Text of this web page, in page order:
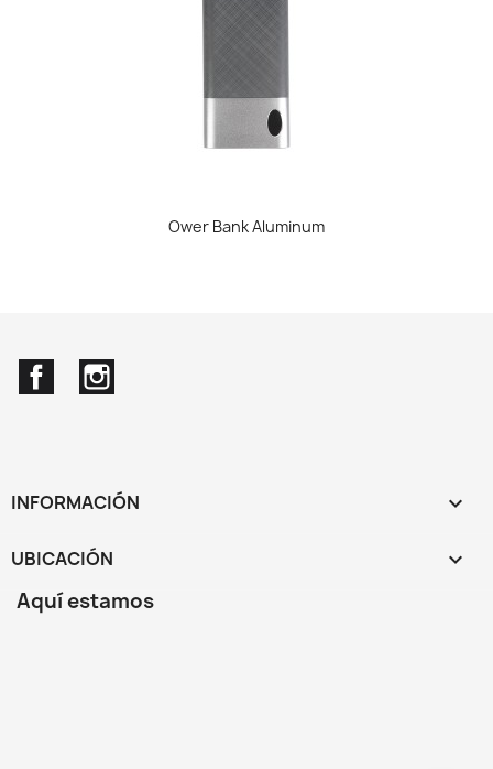
Ower Bank Aluminum
Facebook
INFORMACIÓN 
UBICACIÓN keyboard_arrow_down
Aquí estamos